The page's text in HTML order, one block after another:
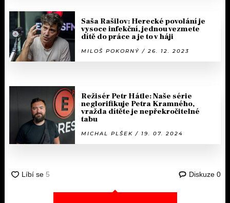
Saša Rašilov: Herecké povolání je
vysoce infekční, jednou vezmete
dítě do práce a je to v háji
MILOŠ POKORNÝ / 26. 12. 2023
Režisér Petr Hátle: Naše série
neglorifikuje Petra Kramného,
vražda dítěte je nepřekročitelné
tabu
MICHAL PLŠEK / 19. 07. 2024
Diskuze 0